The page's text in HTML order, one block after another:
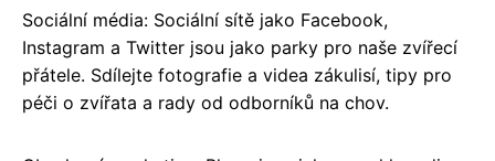
Sociální média: Sociální sítě jako Facebook,
Instagram a Twitter jsou jako parky pro naše zvířecí
přátele. Sdílejte fotografie a videa zákulisí, tipy pro
péči o zvířata a rady od odborníků na chov.